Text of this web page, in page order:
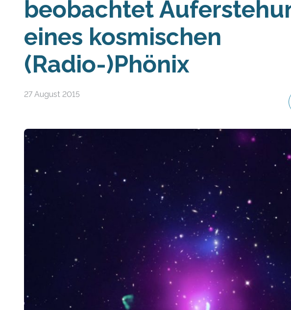
beobachtet
eines kosmischen
(Radio-)Phönix
27 August 2015